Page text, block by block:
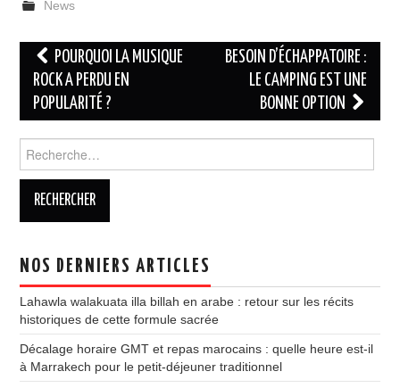
News
Navigation
des
articles
POURQUOI LA MUSIQUE
ROCK A PERDU EN
POPULARITÉ ?
BESOIN D’ÉCHAPPATOIRE :
LE CAMPING EST UNE
BONNE OPTION
Rechercher :
NOS DERNIERS ARTICLES
Lahawla walakuata illa billah en arabe : retour sur les récits
historiques de cette formule sacrée
Décalage horaire GMT et repas marocains : quelle heure est-il
à Marrakech pour le petit-déjeuner traditionnel